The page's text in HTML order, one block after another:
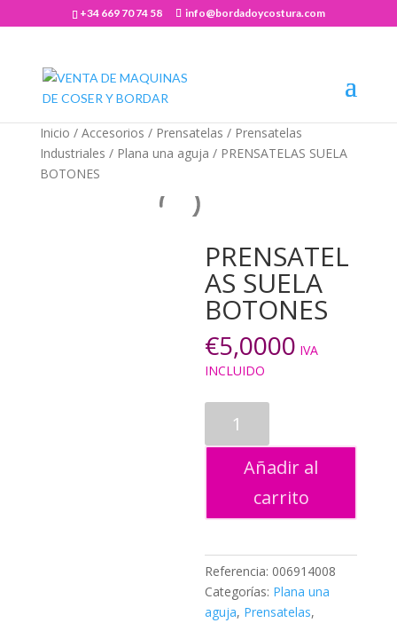
+34 669 70 74 58 info@bordadoycostura.com
Inicio / Accesorios / Prensatelas / Prensatelas
Industriales / Plana una aguja / PRENSATELAS SUELA
BOTONES
PRENSATEL
AS SUELA
BOTONES
€5,0000 IVA
INCLUIDO
SUELA
BOTONES
cantidadAñadir al
carrito
Referencia: 006914008
Categorías: Plana una
aguja, Prensatelas,
Abrir barra de herramientas